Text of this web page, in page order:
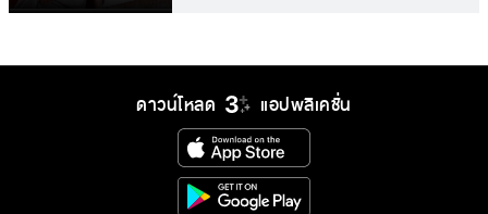
ดาวน์โหลด แอปพลิเคชั่น